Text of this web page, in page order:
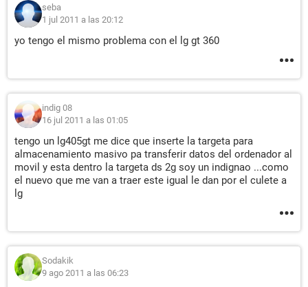
seba
1 jul 2011 a las 20:12
yo tengo el mismo problema con el lg gt 360
indig 08
16 jul 2011 a las 01:05
tengo un lg405gt me dice que inserte la targeta para
almacenamiento masivo pa transferir datos del ordenador al
movil y esta dentro la targeta ds 2g soy un indignao ...como
el nuevo que me van a traer este igual le dan por el culete a
lg
Sodakik
9 ago 2011 a las 06:23